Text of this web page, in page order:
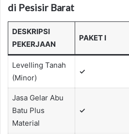
di Pesisir Barat
DESKRIPSI
PEKERJAAN
PAKET I
Levelling Tanah
(Minor)
✓
Jasa Gelar Abu
Batu Plus
Material
✓